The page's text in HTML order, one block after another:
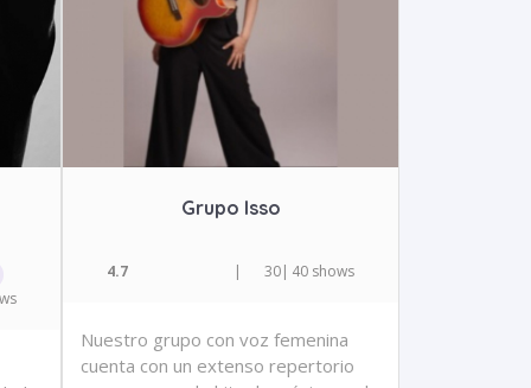
Grupo Isso
4.7 | 30| 40 shows
Nuestro grupo con voz femenina
cuenta con un extenso repertorio